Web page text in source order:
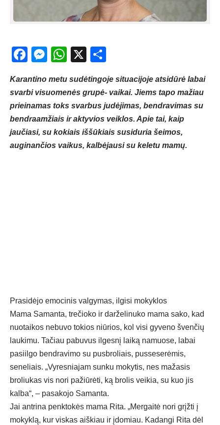
Facebook
Messenger
WhatsApp
X
Karantino metu sudėtingoje situacijoje atsidūrė labai
svarbi visuomenės grupė- vaikai. Jiems tapo mažiau
prieinamas toks svarbus judėjimas, bendravimas su
bendraamžiais ir aktyvios veiklos. Apie tai, kaip
jaučiasi, su kokiais iššūkiais susiduria šeimos,
auginančios vaikus, kalbėjausi su keletu mamų.
Prasidėjo emocinis valgymas, ilgisi mokyklos
Mama Samanta, trečioko ir darželinuko mama sako, kad
nuotaikos nebuvo tokios niūrios, kol visi gyveno švenčių
laukimu. Tačiau pabuvus ilgesnį laiką namuose, labai
pasiilgo bendravimo su pusbroliais, pusseserėmis,
seneliais. „Vyresniajam sunku mokytis, nes mažasis
broliukas vis nori pažiūrėti, ką brolis veikia, su kuo jis
kalba“, – pasakojo Samanta.
Jai antrina penktokės mama Rita. „Mergaitė nori grįžti į
mokyklą, kur viskas aiškiau ir įdomiau. Kadangi Rita dėl